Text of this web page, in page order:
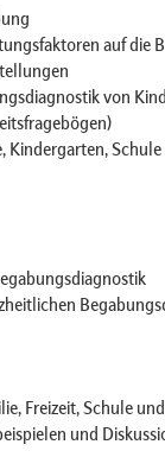
auf die
von
Kindergarten,
Freizeit, Schule
und